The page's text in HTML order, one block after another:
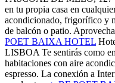
en tu propia casa en
acondicionado, frigorífico y
de balcón o patio.
POET BAIXA HOTEL
LISBOA Te sentirás como
habitaciones con aire
espresso. La conexión a